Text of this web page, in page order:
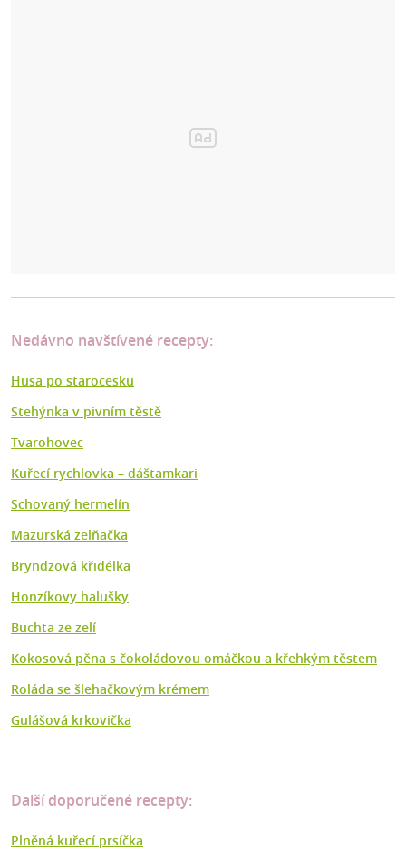
Nedávno navštívené recepty:
Husa po starocesku
Stehýnka v pivním těstě
Tvarohovec
Kuřecí rychlovka – dáštamkari
Schovaný hermelín
Mazurská zelňačka
Bryndzová křidélka
Honzíkovy halušky
Buchta ze zelí
Kokosová pěna s čokoládovou omáčkou a křehkým těstem
Roláda se šlehačkovým krémem
Gulášová krkovička
Další doporučené recepty:
Plněná kuřecí prsíčka